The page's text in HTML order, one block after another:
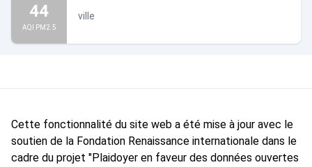
44
AQI PM2.5
ville
Cette fonctionnalité du site web a été mise à jour avec le
soutien de la Fondation Renaissance internationale dans le
cadre du projet "Plaidoyer en faveur des données ouvertes